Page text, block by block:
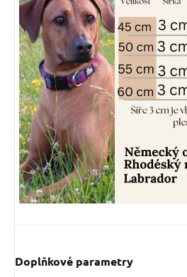
Doplňkové parametry